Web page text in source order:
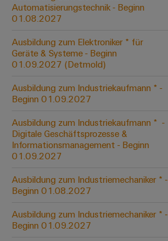
Verbindungslösungen
für
Konventionelle
Energieerzeugung
Zukunftssicherheit
für
bewährte
Maschinenbau
Lösungen
für
verschiedene
Segmente
der
und
Fabrikautomation
Systeme
Lösungen
Dezentrale
Automatisierung
Lösungen
IIoT
&
Automation
Software
Industrial
Elektronikgehäuse
Blitz-
und
Überspannungsschutz
PV
Feldbusverteiler
Automatisierung
&
Software
Technischer
Support
Umweltbezogene
Produktkonformität
Engineering
Daten
Technische
Produktkataloge
Reparatur
und
Ersatzteile
Trainings
Pressekontakt
Unsere
IIoT
and
Partner
Netzwerk
IIoT
Offene
Ausbildungs-
und
Studienplätze
Aktuelle
Termine
Workshops
für
Schulklassen
Automatisierungstechnik - Beginn
01.08.2027
Ausbildung zum Elektroniker * für
Geräte & Systeme - Beginn
01.09.2027 (Detmold)
Ausbildung zum Industriekaufmann * -
Beginn 01.09.2027
Ausbildung zum Industriekaufmann * ​ -
Digitale Geschäftsprozesse &
Informationsmanagement - Beginn
01.09.2027
Ausbildung zum Industriemechaniker * -
Beginn 01.08.2027
Ausbildung zum Industriemechaniker * -
Beginn 01.09.2027